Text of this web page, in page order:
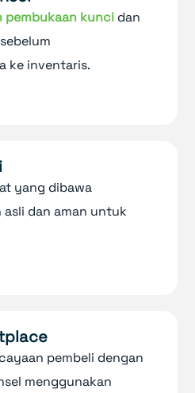
pembukaan kunci dan
ke inventaris.
yang dibawa
asli dan aman untuk
pembeli dengan
menggunakan